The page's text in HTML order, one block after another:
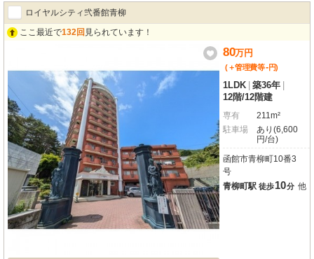
グ函館店【０１３８－８３－６０８３】までお問い合わせください！
ロイヤルシティ弐番館青柳
ここ最近で132回 見られています！
80万円
(＋管理費等-円)
1LDK 築36年
12階/12階建
専有
211m²
駐車場
あり(6,600
円/台)
函館市青柳町10番3
号
青柳町駅 徒歩10分 他